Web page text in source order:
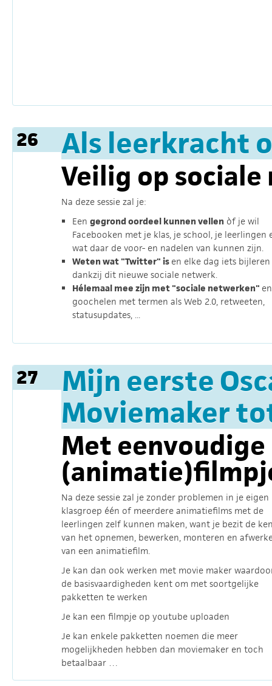
26 Als leerkracht
Veilig op
Na deze sessie zal je:
Een gegrond oordeel kunnen vellen òf je wil
Facebooken met je klas, je school, je leerlingen
wat daar de voor- en nadelen van kunnen zijn.
Weten wat "Twitter" is en elke dag iets bijleren
dankzij dit nieuwe sociale netwerk.
Hélemaal mee zijn met "sociale netwerken" en
goochelen met termen als Web 2.0, retweeten,
statusupdates, ...
27
Mijn eerste
Moviemaker
Met
Na deze sessie zal je zonder problemen in je eigen
klasgroep één of meerdere animatiefilms met de
leerlingen zelf kunnen maken, want je bezit de
van het opnemen, bewerken, monteren en
van een animatiefilm.
Je kan dan ook werken met movie maker
de basisvaardigheden kent om met soortgelijke
pakketten te werken
Je kan een filmpje op youtube uploaden
Je kan enkele pakketten noemen die meer
mogelijkheden hebben dan moviemaker en toch
betaalbaar …